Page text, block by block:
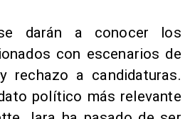
se darán a conocer los
con escenarios de
rechazo a candidaturas.
político más relevante